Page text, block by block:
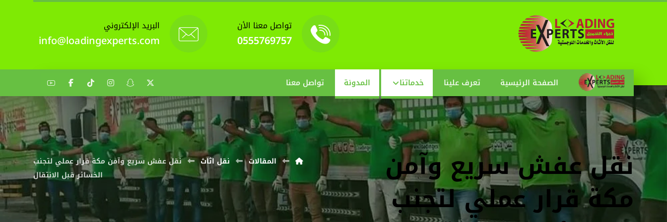
البريد الإلكتروني
info@loadingexperts.com
تواصل معنا الأن
0555769757
الصفحة الرئيسية تعرف علينا خدماتنا المدونة تواصل معنا
نقل عفش سريع وآمن
مكة قرار عملي لتجنب
المقالات نقل اثاث
نقل عفش سريع وآمن مكة قرار عملي لتجنب
الخسائر قبل الانتقال